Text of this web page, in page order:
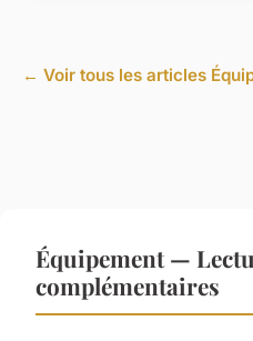
← Voir tous les articles
Équipement —
complémentaires